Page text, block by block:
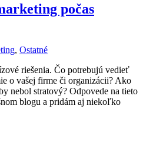
počas
, Ostatné
riešenia. Čo potrebujú vedieť
o vašej firme či organizácii? Ako
nebol stratový? Odpovede na tieto
blogu a pridám aj niekoľko